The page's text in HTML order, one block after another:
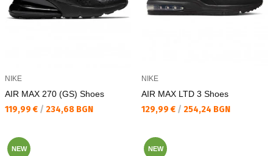
NIKE
AIR MAX 270 (GS) Shoes
Текуща цена:
119,99 € / 234,68 BGN
NIKE
AIR MAX LTD 3 Shoes
Текуща цена:
129,99 € / 254,24 BGN
NEW NEW